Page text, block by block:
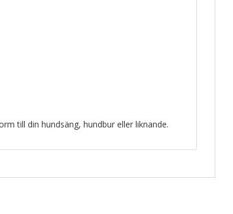
till din hundsäng, hundbur eller liknande.